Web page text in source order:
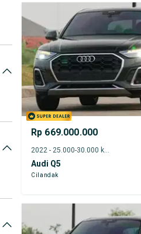
Rp 669.000.000
Audi Q5
Cilandak